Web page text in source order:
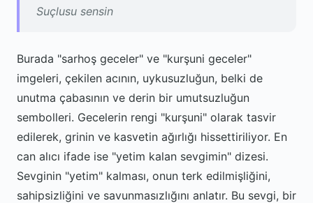
Suçlusu sensin
Burada "sarhoş geceler" ve "kurşuni geceler"
imgeleri, çekilen acının, uykusuzluğun, belki de
unutma çabasının ve derin bir umutsuzluğun
sembolleri. Gecelerin rengi "kurşuni" olarak tasvir
edilerek, grinin ve kasvetin ağırlığı hissettiriliyor. En
can alıcı ifade ise "yetim kalan sevgimin" dizesi.
Sevginin "yetim" kalması, onun terk edilmişliğini,
sahipsizliğini ve savunmasızlığını anlatır. Bu sevgi, bir